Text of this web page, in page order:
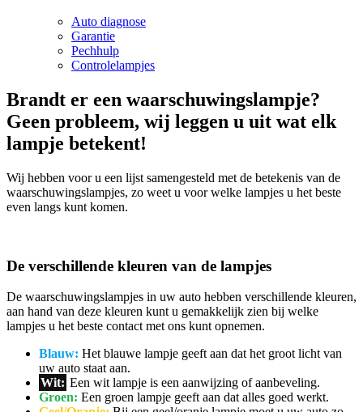
Auto diagnose
Garantie
Pechhulp
Controlelampjes
Brandt er een waarschuwingslampje?
Geen probleem, wij leggen u uit wat elk
lampje betekent!
Wij hebben voor u een lijst samengesteld met de betekenis van de
waarschuwingslampjes, zo weet u voor welke lampjes u het beste
even langs kunt komen.
De verschillende kleuren van de lampjes
De waarschuwingslampjes in uw auto hebben verschillende kleuren,
aan hand van deze kleuren kunt u gemakkelijk zien bij welke
lampjes u het beste contact met ons kunt opnemen.
Blauw: Het blauwe lampje geeft aan dat het groot licht van
uw auto staat aan.
Wit: Een wit lampje is een aanwijzing of aanbeveling.
Groen: Een groen lampje geeft aan dat alles goed werkt.